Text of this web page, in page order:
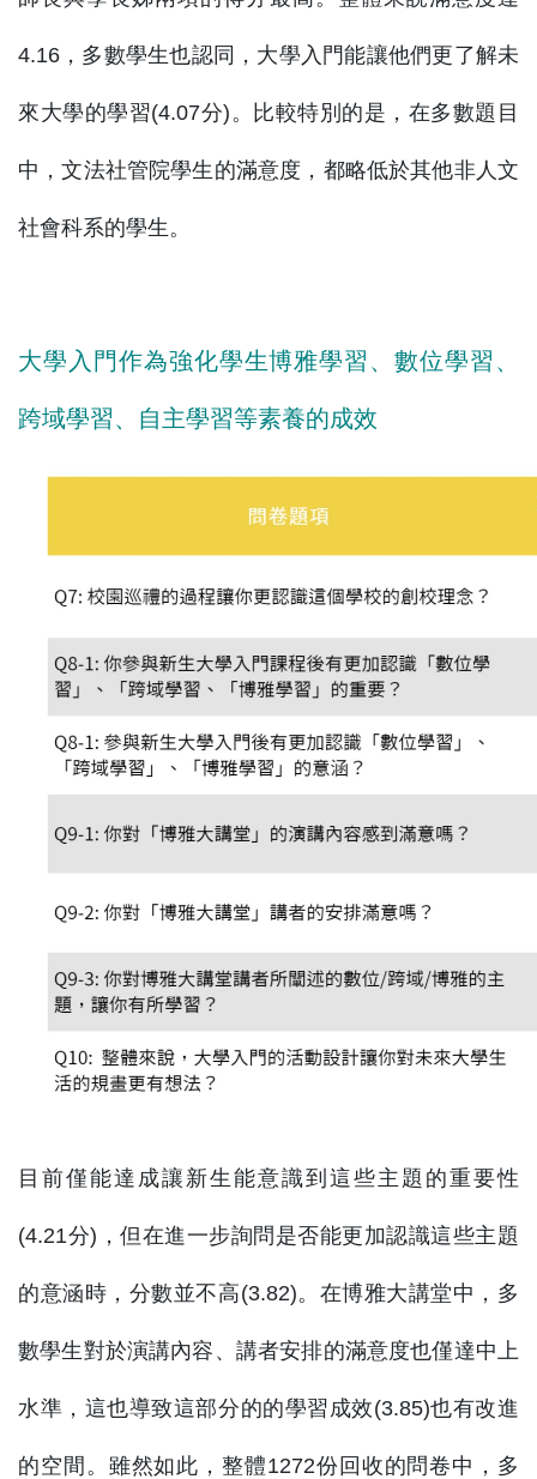
4.16，多數學生也認同，大學入門能讓他們更了解未
來大學的學習(4.07分)。比較特別的是，在多數題目
中，文法社管院學生的滿意度，都略低於其他非人文
社會科系的學生。
大學入門作為強化學生博雅學習、數位學習、
跨域學習、自主學習等素養的成效
目前僅能達成讓新生能意識到這些主題的重要性
(4.21分)，但在進一步詢問是否能更加認識這些主題
的意涵時，分數並不高(3.82)。 在博雅大講堂中，多
數學生對於演講內容、講者安排的滿意度也僅達中上
水準，這也導致這部分的的學習成效(3.85)也有改進
的空間。雖然如此，整體1272份回收的問卷中，多